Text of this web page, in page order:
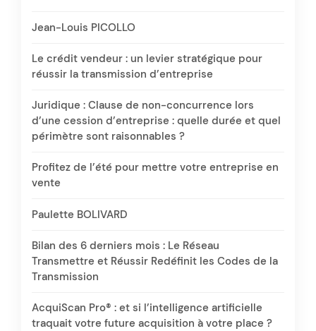
Jean-Louis PICOLLO
Le crédit vendeur : un levier stratégique pour
réussir la transmission d’entreprise
Juridique : Clause de non-concurrence lors
d’une cession d’entreprise : quelle durée et quel
périmètre sont raisonnables ?
Profitez de l’été pour mettre votre entreprise en
vente
Paulette BOLIVARD
Bilan des 6 derniers mois : Le Réseau
Transmettre et Réussir Redéfinit les Codes de la
Transmission
AcquiScan Pro® : et si l’intelligence artificielle
traquait votre future acquisition à votre place ?